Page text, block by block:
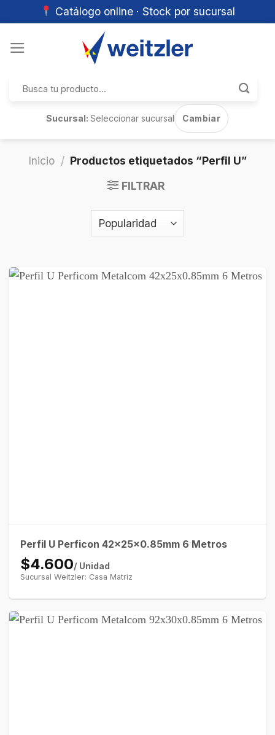
Catálogo online · Stock por sucursal
por:
Sucursal:Seleccionar sucursal Cambiar
Inicio / Productos etiquetados “Perfil U”
FILTRAR
Perfil U Perficon 42x25x0.85mm 6 Metros
$4.600/ Unidad
Sucursal Weitzler: Casa Matriz